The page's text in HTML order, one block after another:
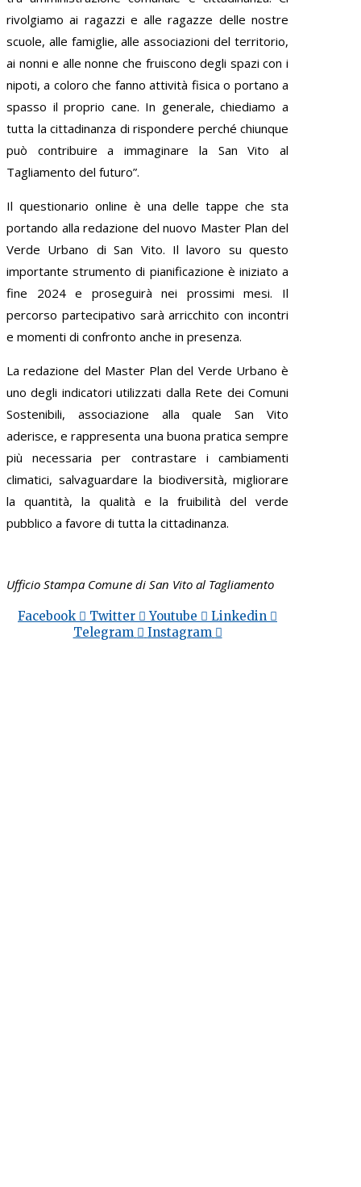
rivolgiamo ai ragazzi e alle ragazze delle nostre
scuole, alle famiglie, alle associazioni del territorio,
ai nonni e alle nonne che fruiscono degli spazi con i
nipoti, a coloro che fanno attività fisica o portano a
spasso il proprio cane. In generale, chiediamo a
tutta la cittadinanza di rispondere perché chiunque
può contribuire a immaginare la San Vito al
Tagliamento del futuro”.
Il questionario online è una delle tappe che sta
portando alla redazione del nuovo Master Plan del
Verde Urbano di San Vito. Il lavoro su questo
importante strumento di pianificazione è iniziato a
fine 2024 e proseguirà nei prossimi mesi. Il
percorso partecipativo sarà arricchito con incontri
e momenti di confronto anche in presenza.
La redazione del Master Plan del Verde Urbano è
uno degli indicatori utilizzati dalla Rete dei Comuni
Sostenibili, associazione alla quale San Vito
aderisce, e rappresenta una buona pratica sempre
più necessaria per contrastare i cambiamenti
climatici, salvaguardare la biodiversità, migliorare
la quantità, la qualità e la fruibilità del verde
pubblico a favore di tutta la cittadinanza.
Ufficio Stampa Comune di San Vito al Tagliamento
Facebook Twitter Youtube
Linkedin
Telegram
Instagram